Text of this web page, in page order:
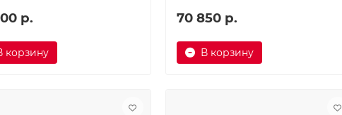
р.
корзину
70 850 р.
В корзину